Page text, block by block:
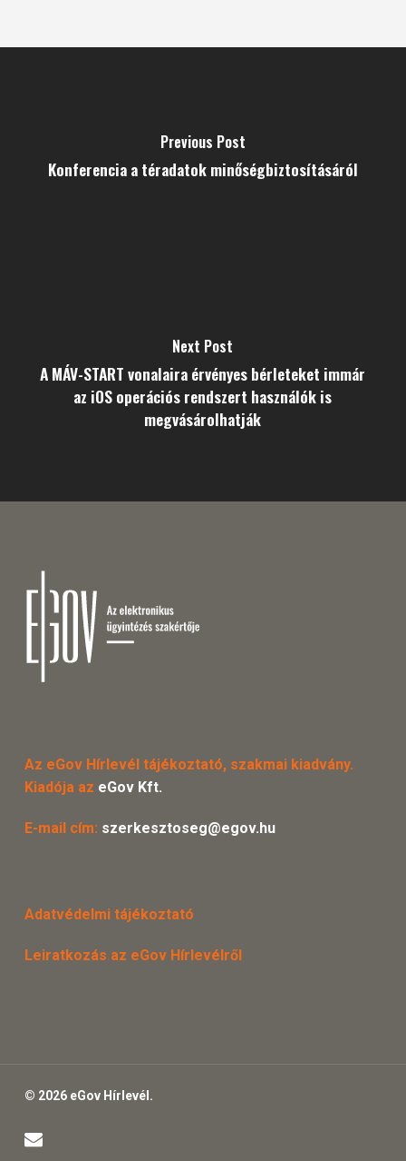
Previous Post
Konferencia a téradatok minőségbiztosításáról
Next Post
A MÁV-START vonalaira érvényes bérleteket immár
az iOS operációs rendszert használók is
megvásárolhatják
Az eGov Hírlevél tájékoztató, szakmai kiadvány.
Kiadója az eGov Kft.
E-mail cím: szerkesztoseg@egov.hu
Adatvédelmi tájékoztató
Leiratkozás az eGov Hírlevélről
© 2026 eGov Hírlevél.
email